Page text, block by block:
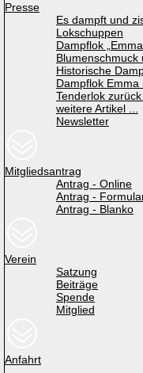
Presse
Es dampft und
Lokschuppen
Dampflok
Blumenschmuck
Historische
Dampflok
Tenderlok
weitere Artikel ...
Newsletter
Mitgliedsantrag
Antrag - Online
Antrag -
Antrag - Blanko
Verein
Satzung
Beiträge
Spende
Mitglied
Anfahrt